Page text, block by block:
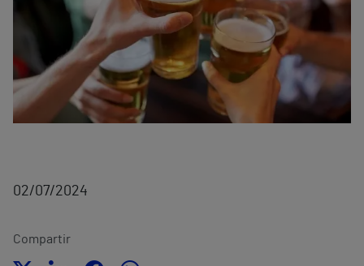
02/07/2024
Compartir